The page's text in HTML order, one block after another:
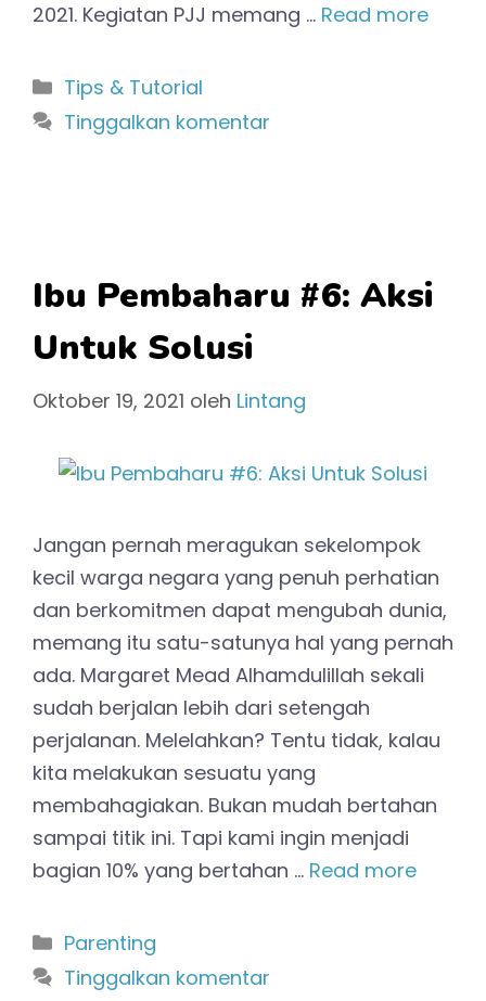
2021. Kegiatan PJJ memang … Read more
Kategori
Tips & Tutorial
Tinggalkan komentar
Ibu Pembaharu #6: Aksi
Untuk Solusi
Oktober 19, 2021 oleh Lintang
Jangan pernah meragukan sekelompok
kecil warga negara yang penuh perhatian
dan berkomitmen dapat mengubah dunia,
memang itu satu-satunya hal yang pernah
ada. Margaret Mead Alhamdulillah sekali
sudah berjalan lebih dari setengah
perjalanan. Melelahkan? Tentu tidak, kalau
kita melakukan sesuatu yang
membahagiakan. Bukan mudah bertahan
sampai titik ini. Tapi kami ingin menjadi
bagian 10% yang bertahan … Read more
Kategori
Parenting
Tinggalkan komentar